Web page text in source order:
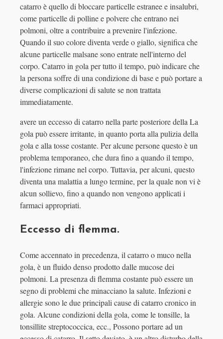
catarro è quello di bloccare particelle estranee e insalubri,
come particelle di polline e polvere che entrano nei
polmoni, oltre a contribuire a prevenire l'infezione.
Quando il suo colore diventa verde o giallo, significa che
alcune particelle malsane sono entrate nell'interno del
corpo. Catarro in gola per tutto il tempo, può indicare che
la persona soffre di una condizione di base e può portare a
diverse complicazioni di salute se non trattata
immediatamente.
avere un eccesso di catarro nella parte posteriore della La
gola può essere irritante, in quanto porta alla pulizia della
gola e alla tosse costante. Per alcune persone questo è un
problema temporaneo, che dura fino a quando il tempo,
l'infezione rimane nel corpo. Tuttavia, per alcuni, questo
diventa una malattia a lungo termine, per la quale non vi è
alcun sollievo, fino a quando non vengono applicati i
farmaci appropriati.
Eccesso di flemma.
Come accennato in precedenza, il catarro o muco nella
gola, è un fluido denso prodotto dalle mucose dei
polmoni. La presenza di flemma costante può essere un
segno di problemi che minacciano la salute. Infezioni e
allergie sono le due principali cause di catarro cronico in
gola. Alcune condizioni della gola, come le tonsille, la
tonsillite streptococcica, ecc., Possono portare ad un